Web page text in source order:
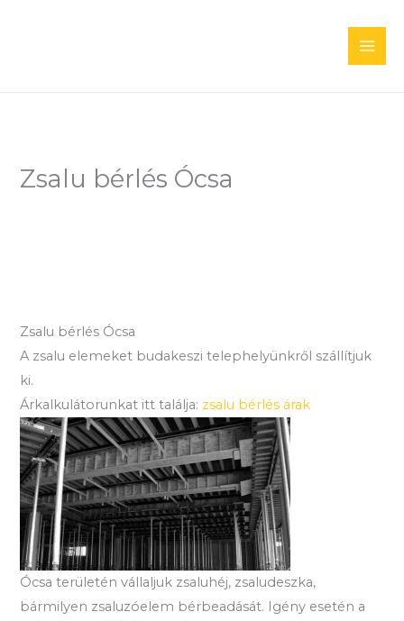
Zsalu bérlés Ócsa
Zsalu bérlés Ócsa
A zsalu elemeket budakeszi telephelyünkről szállítjuk
ki.
Árkalkulátorunkat itt találja: zsalu bérlés árak
Ócsa területén vállaljuk zsaluhéj, zsaludeszka,
bármilyen zsaluzóelem bérbeadását. Igény esetén a